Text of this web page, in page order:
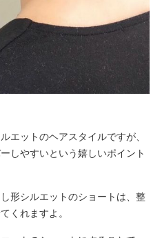
エットのヘアスタイルですが、
しやすいという嬉しいポイント
形シルエットのショートは、整
くれますよ。